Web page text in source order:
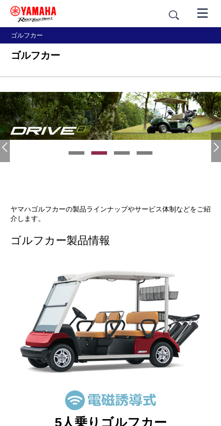
ゴルフカー
ゴルフカー
ヤマハゴルフカーの製品ラインナップやサービス体制などをご紹
介します。
ゴルフカー製品情報
5人乗りゴルフカー